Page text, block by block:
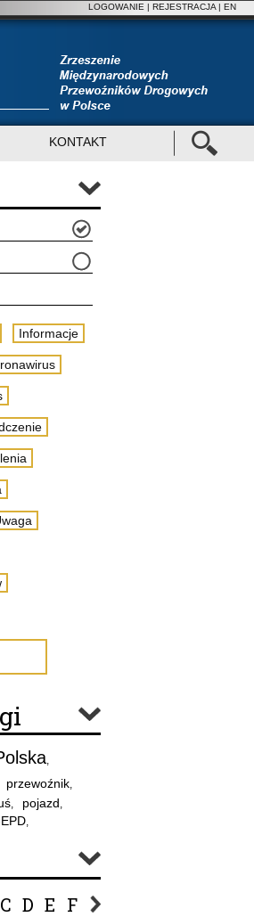
LOGOWANIE | REJESTRACJA | EN
KONTAKT
Informacje
,
przewoźnik,
, pojazd,
,
C D E F G